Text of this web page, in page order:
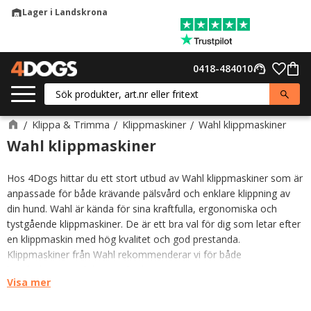
warehouseLager i Landskrona
support_agent
0418-484010
Klippa & Trimma Klippmaskiner Wahl klippmaskiner
Wahl klippmaskiner
Hos 4Dogs hittar du ett stort utbud av Wahl klippmaskiner som är
anpassade för både krävande pälsvård och enklare klippning av
din hund. Wahl är kända för sina kraftfulla, ergonomiska och
tystgående klippmaskiner. De är ett bra val för dig som letar efter
en klippmaskin med hög kvalitet och god prestanda.
Klippmaskiner från Wahl rekommenderar vi för både
Visa mer